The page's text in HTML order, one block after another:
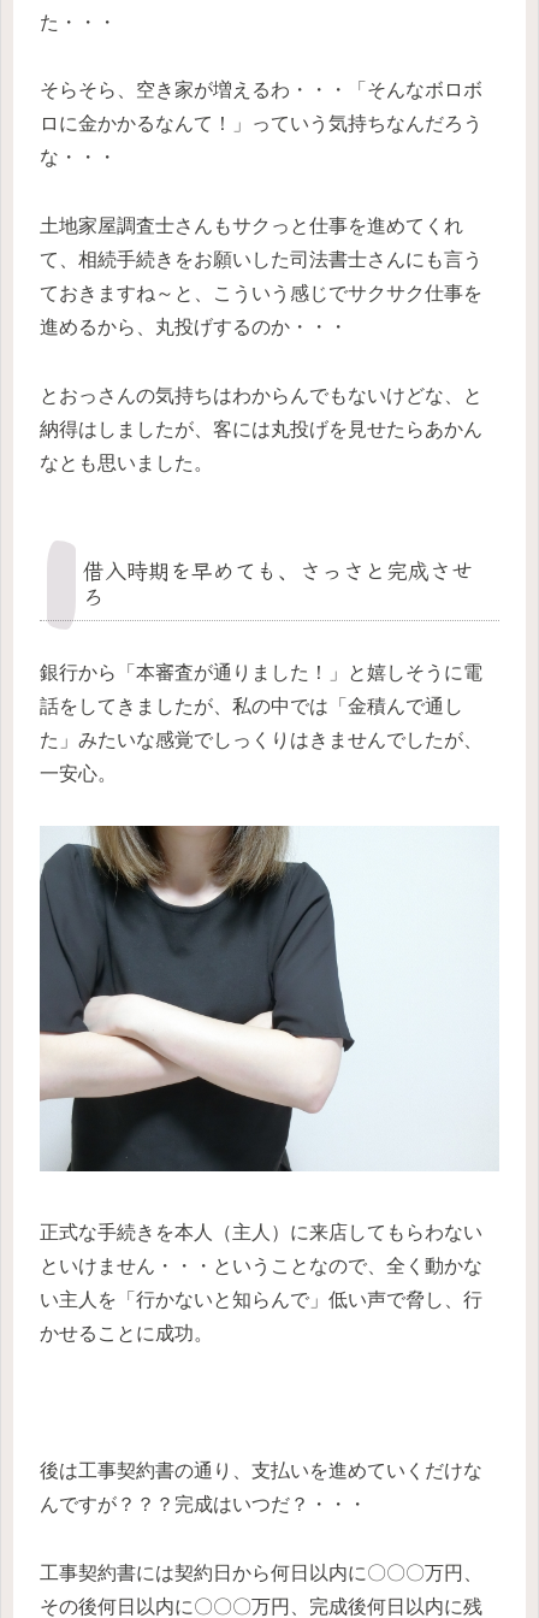
た・・・
そらそら、空き家が増えるわ・・・「そんなボロボ
ロに金かかるなんて！」っていう気持ちなんだろう
な・・・
土地家屋調査士さんもサクっと仕事を進めてくれ
て、相続手続きをお願いした司法書士さんにも言う
ておきますね～と、こういう感じでサクサク仕事を
進めるから、丸投げするのか・・・
とおっさんの気持ちはわからんでもないけどな、と
納得はしましたが、客には丸投げを見せたらあかん
なとも思いました。
借入時期を早めても、さっさと完成させ
ろ
銀行から「本審査が通りました！」と嬉しそうに電
話をしてきましたが、私の中では「金積んで通し
た」みたいな感覚でしっくりはきませんでしたが、
一安心。
正式な手続きを本人（主人）に来店してもらわない
といけません・・・ということなので、全く動かな
い主人を「行かないと知らんで」低い声で脅し、行
かせることに成功。
後は工事契約書の通り、支払いを進めていくだけな
んですが？？？完成はいつだ？・・・
工事契約書には契約日から何日以内に〇〇〇万円、
その後何日以内に〇〇〇万円、完成後何日以内に残